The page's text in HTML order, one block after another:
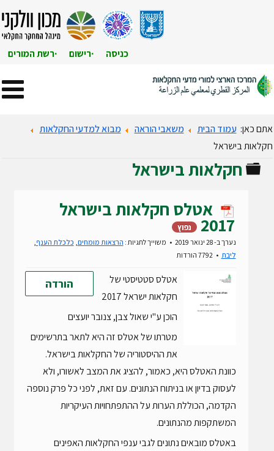
כניסה רישום רשת המורים
אתם כאן: עמוד הבית משאבי הוראה
מבוא למדעי החקלאות
חקלאות בישראל
תיקייה
חקלאות בישראל
אטלס חקלאות בישראל
2017 נפוץ
נערך ב- 28 ינואר 2019 משוייך לתגיות : הרצאות מומחים, כלכלת הענף,
ליבת
הורדה
אטלס סטטיסטי של
חקלאות ישראל 2017
הוכן ע"י שאול צבן, צנובר יועצים
מטרתו של אטלס זה היא לתאר בתרשימים
את ההיסטוריה של החקלאות בישראל.
כוונת האטלס היא, כאמור, להציג את המצב לאשורו, ולא
לעסוק בדיון או בניתוח הנתונים. עם זאת, לפני כל פרק נוספה
הקדמה, הכוללת הערות על ההתפתחויות העיקריות
המשתקפות מהנתונים.
באטלס מובאים נתונים לגבי ענפי החקלאות האפינים